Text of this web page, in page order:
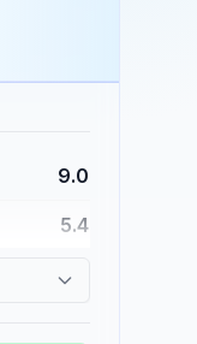
9.0
5.4